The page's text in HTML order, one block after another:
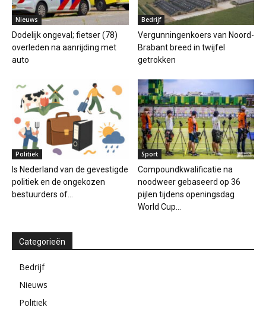
Nieuws
Dodelijk ongeval; fietser (78)
overleden na aanrijding met
auto
Bedrijf
Vergunningenkoers van Noord-
Brabant breed in twijfel
getrokken
Politiek
Is Nederland van de gevestigde
politiek en de ongekozen
bestuurders of...
Sport
Compoundkwalificatie na
noodweer gebaseerd op 36
pijlen tijdens openingsdag
World Cup...
Categorieën
Bedrijf
Nieuws
Politiek